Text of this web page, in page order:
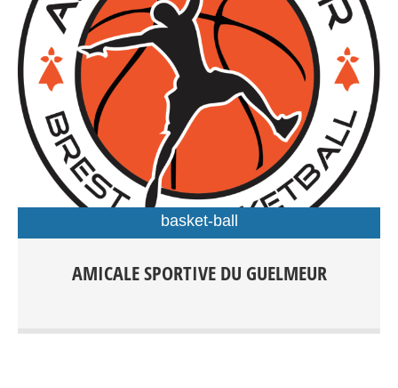
ans Hors compétition : + 18 ans Kévin Abjean : 06 66 11
basket-ball
AMICALE SPORTIVE DU GUELMEUR